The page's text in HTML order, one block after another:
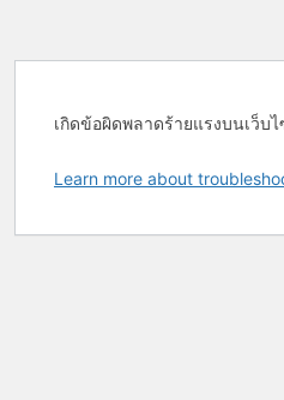
เกิดข้อผิดพลาดร้ายแรงบนเว็บ
Learn more about